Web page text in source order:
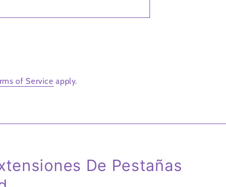
of Service apply.
De Pestañas